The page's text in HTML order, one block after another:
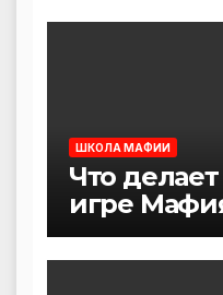
ШКОЛА МАФИИ
Что
игре